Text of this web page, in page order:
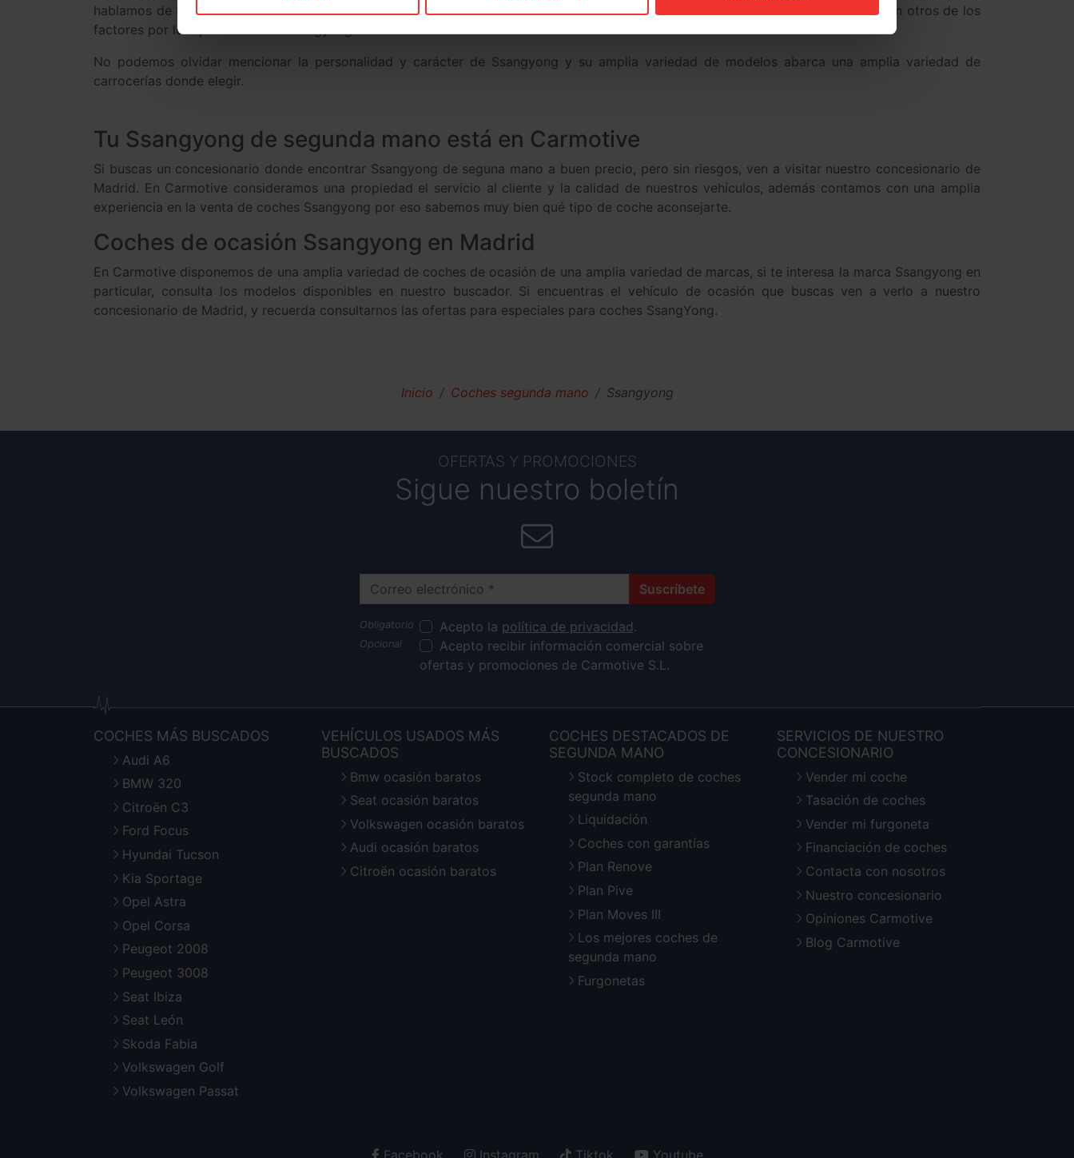
hablamos de Ssangyong de segunda mano, es probable que busques muchas más prestaciones. Diseño, seguridad y tecnología son otros de los
factores por los que buscas un Ssangyong.
No podemos olvidar mencionar la personalidad y carácter de Ssangyong y su amplia variedad de modelos abarca una amplia variedad de
carrocerías donde elegir.
Tu Ssangyong de segunda mano está en Carmotive
Si buscas un concesionario donde encontrar Ssangyong de seguna mano a buen precio, pero sin riesgos, ven a visitar nuestro concesionario de
Madrid. En Carmotive consideramos una propiedad el servicio al cliente y la calidad de nuestros vehículos, además contamos con una amplia
experiencia en la venta de coches Ssangyong por eso sabemos muy bien qué tipo de coche aconsejarte.
Coches de ocasión Ssangyong en Madrid
En Carmotive disponemos de una amplia variedad de coches de ocasión de una amplia variedad de marcas, si te interesa la marca Ssangyong en
particular, consulta los modelos disponibles en nuestro buscador. Si encuentras el vehículo de ocasión que buscas ven a verlo a nuestro
concesionario de Madrid, y recuerda consultarnos las ofertas para especiales para coches SsangYong.
Inicio Coches segunda mano Ssangyong
OFERTAS Y PROMOCIONES
Sigue nuestro boletín
Correo electrónico Suscríbete
Acepto la política de privacidad.
Acepto recibir información comercial sobre
ofertas y promociones de Carmotive S.L.
COCHES MÁS BUSCADOS
Audi A6
BMW 320
Citroën C3
Ford Focus
Hyundai Tucson
Kia Sportage
Opel Astra
Opel Corsa
Peugeot 2008
Peugeot 3008
Seat Ibiza
Seat León
Skoda Fabia
Volkswagen Golf
Volkswagen Passat
VEHÍCULOS USADOS MÁS
BUSCADOS
Bmw ocasión baratos
Seat ocasión baratos
Volkswagen ocasión baratos
Audi ocasión baratos
Citroën ocasión baratos
COCHES DESTACADOS DE
SEGUNDA MANO
Stock completo de coches
segunda mano
Liquidación
Coches con garantías
Plan Renove
Plan Pive
Plan Moves III
Los mejores coches de
segunda mano
Furgonetas
SERVICIOS DE NUESTRO
CONCESIONARIO
Vender mi coche
Tasación de coches
Vender mi furgoneta
Financiación de coches
Contacta con nosotros
Nuestro concesionario
Opiniones Carmotive
Blog Carmotive
Facebook Instagram Tiktok Youtube